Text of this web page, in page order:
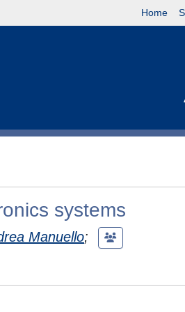
Home
systems
Manuello;